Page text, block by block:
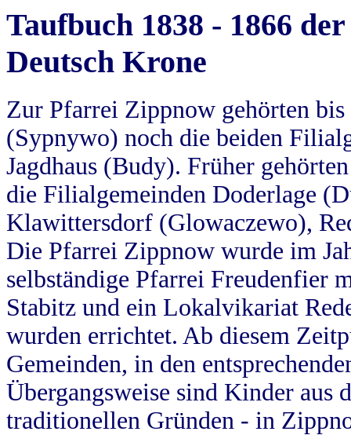
Taufbuch 1838 - 1866
Deutsch Krone
Zur Pfarrei Zippnow gehörten
(Sypnywo) noch die beiden
Jagdhaus (Budy). Früher
die Filialgemeinden Doderlage
Klawittersdorf (Glowaczewo),
Die Pfarrei Zippnow wurde im
selbständige Pfarrei Freudenfier
Stabitz und ein Lokalvikariat
wurden errichtet. Ab diesem
Gemeinden, in den
Übergangsweise sind Kinder aus
traditionellen Gründen - in